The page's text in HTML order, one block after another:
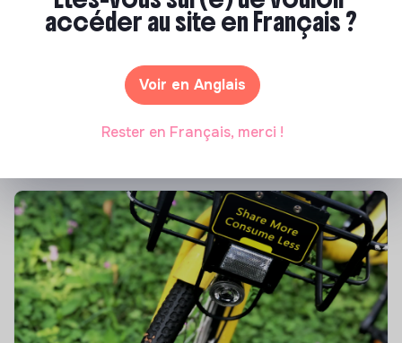
Tu souhaites te réorienter mais tu ne sais pas par où
sélection de formations aux métiers de la transition
accéder au site en Français ?
Voir en Anglais
Rester en Français, merci !